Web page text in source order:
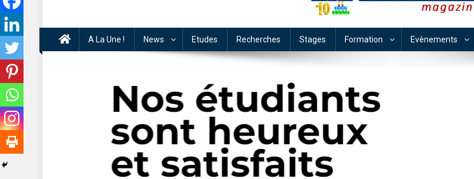
A La Une ! News Etudes Recherches Stages Formation Evènements